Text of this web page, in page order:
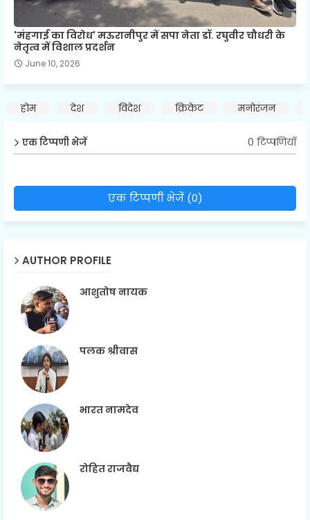
'मंहगाई का विरोध' मऊरानीपुर में सपा नेता डॉ. रघुवीर चौधरी के
नेतृत्व में विशाल प्रदर्शन
June 10, 2026
होम देश विदेश क्रिकेट मनोरंजन
एक टिप्पणी भेजें 0 टिप्पणियाँ
एक टिप्पणी भेजें (0)
AUTHOR PROFILE
आशुतोष नायक
पलक श्रीवास
भारत नामदेव
रोहित राजवैद्य